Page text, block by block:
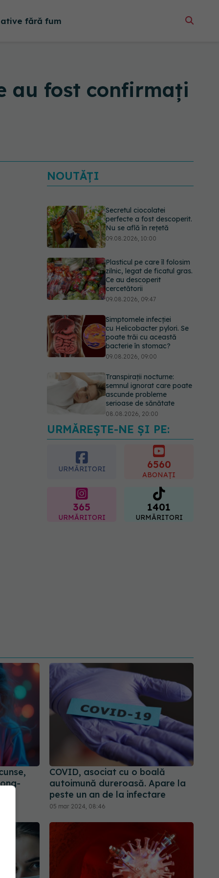
fără fum
au fost confirmați
NOUTĂȚI
Secretul ciocolatei
perfecte a fost descoperit.
Nu se află în rețetă
09.08.2026, 10:00
Plasticul pe care îl folosim
zilnic, legat de ficatul gras.
Ce au descoperit
cercetătorii
09.08.2026, 09:47
Simptomele infecției
cu Helicobacter pylori. Se
poate trăi cu această
bacterie în stomac?
09.08.2026, 09:00
Transpirații nocturne:
semnul ignorat care poate
ascunde probleme
serioase de sănătate
08.08.2026, 20:00
Cum folosești uleiul
esențial de rozmarin
pentru a opri căderea
09.08.2026, 11:00
URMĂREȘTE-NE ȘI PE:
URMĂRITORI 6560
ABONAȚI
365
URMĂRITORI
1401
URMĂRITORI
COVID, asociat cu o boală
autoimună dureroasă. Apare la
peste un an de la infectare
05 mar 2024, 08:46